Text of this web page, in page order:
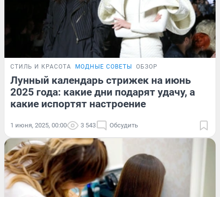
СТИЛЬ И КРАСОТА МОДНЫЕ СОВЕТЫ ОБЗОР
Лунный календарь стрижек на июнь
2025 года: какие дни подарят удачу, а
какие испортят настроение
1 июня, 2025, 00:00 3 543 Обсудить